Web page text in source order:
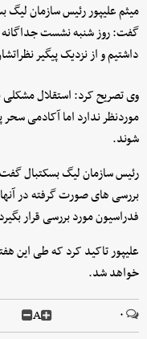
میثم علیپور رئیس سازمان لیگ
گفت: روز شنبه نشست جداگانه
داشتیم و از نزدیک پیگیر
وی تصریح کرد: استقلال مشکلی
موردنظر ندارد اما آکادمی
شوند.
رئیس سازمان لیگ بسکتبال
بررسی های صورت گرفته در
فدراسیون مورد بررسی قرار
علیپور تاکید کرد که طی این
خواهد شد.
۰ A